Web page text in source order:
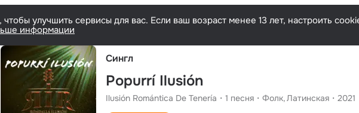
улучшить сервисы для вас. Если ваш возраст менее 13 лет, настроить
информации
Сингл
Popurrí Ilusión
Ilusión Romántica De Tenería 1 песня Фолк Латинская 2021